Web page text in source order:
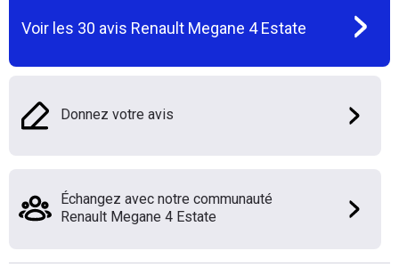
Voir les 30 avis Renault Megane 4 Estate
Donnez votre avis
Échangez avec notre communauté
Renault Megane 4 Estate